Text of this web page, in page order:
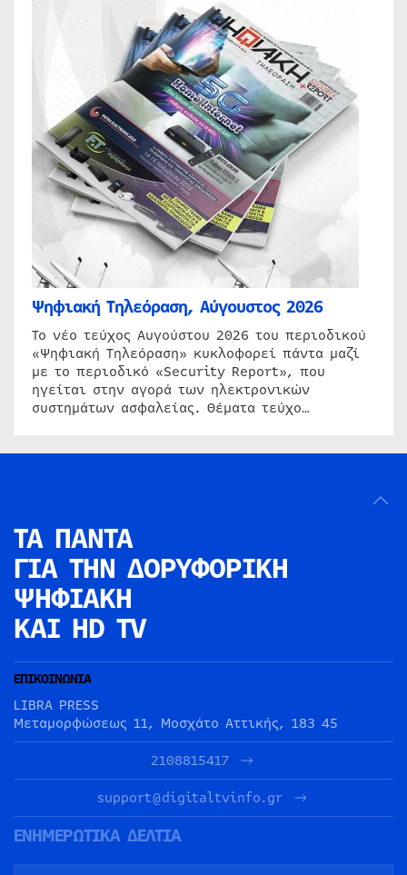
Ψηφιακή Τηλεόραση, Αύγουστος 2026
Το νέο τεύχος Αυγούστου 2026 του περιοδικού
«Ψηφιακή Τηλεόραση» κυκλοφορεί πάντα μαζί
με το περιοδικό «Security Report», που
ηγείται στην αγορά των ηλεκτρονικών
συστημάτων ασφαλείας. Θέματα τεύχο…
ΤΑ ΠΑΝΤΑ
ΓΙΑ ΤΗΝ ΔΟΡΥΦΟΡΙΚΗ
ΨΗΦΙΑΚΗ
ΚΑΙ HD TV
ΕΠΙΚΟΙΝΩΝΙΑ
LIBRA PRESS
Μεταμορφώσεως 11, Μοσχάτο Αττικής, 183 45
2108815417
support@digitaltvinfo.gr
ΕΝΗΜΕΡΩΤΙΚΑ ΔΕΛΤΙΑ